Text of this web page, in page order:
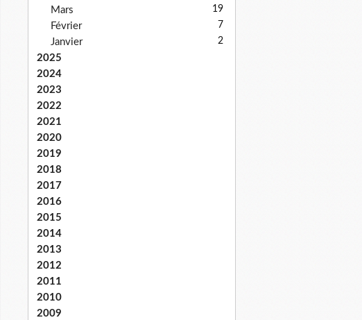
Mars 19
Février 7
Janvier 2
2025
2024
2023
2022
2021
2020
2019
2018
2017
2016
2015
2014
2013
2012
2011
2010
2009